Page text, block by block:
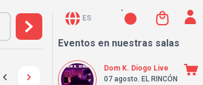
ES
Eventos en nuestras salas
Dom K. Diogo Live
07 agosto. EL RINCÓN